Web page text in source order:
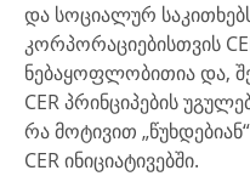
და სოციალურ
კორპორაციებისთვის
ნებაყოფლობითია და,
CER პრინციპების
რა მოტივით
CER ინიციატივებში.